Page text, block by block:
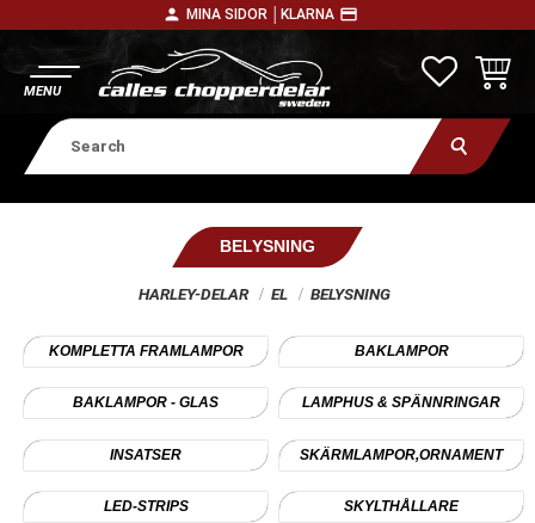
person MINA SIDOR │ KLARNA payment
BELYSNING
HARLEY-DELAR EL BELYSNING
KOMPLETTA FRAMLAMPOR BAKLAMPOR
BAKLAMPOR - GLAS LAMPHUS & SPÄNNRINGAR
INSATSER SKÄRMLAMPOR,ORNAMENT
LED-STRIPS SKYLTHÅLLARE